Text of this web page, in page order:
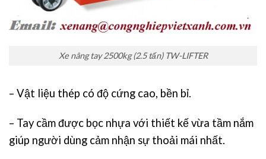
Xe nâng tay 2500kg (2.5 tấn) TW-LIFTER
– Vật liệu thép có độ cứng cao, bền bỉ.
– Tay cầm được bọc nhựa với thiết kế vừa tầm nắm
giúp người dùng cảm nhận sự thoải mái nhất.